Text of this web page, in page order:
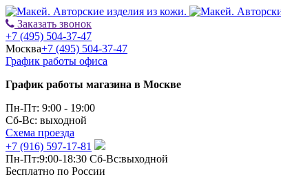
Заказать звонок
+7 (495) 504-37-47
Москва+7 (495) 504-37-47
График работы офиса
График работы магазина в Москве
Пн-Пт: 9:00 - 19:00
Сб-Вс: выходной
Схема проезда
+7 (916) 597-17-81
Пн-Пт:9:00-18:30 Сб-Вс:выходной
Бесплатно по России